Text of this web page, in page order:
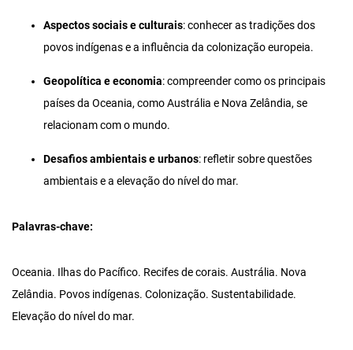
Aspectos sociais e culturais: conhecer as tradições dos
povos indígenas e a influência da colonização europeia.
Geopolítica e economia: compreender como os principais
países da Oceania, como Austrália e Nova Zelândia, se
relacionam com o mundo.
Desafios ambientais e urbanos: refletir sobre questões
ambientais e a elevação do nível do mar.
Palavras-chave:
Oceania. Ilhas do Pacífico. Recifes de corais. Austrália. Nova
Zelândia. Povos indígenas. Colonização. Sustentabilidade.
Elevação do nível do mar.